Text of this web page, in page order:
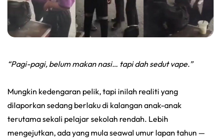
“Pagi-pagi, belum makan nasi… tapi dah sedut vape.”
Mungkin kedengaran pelik, tapi inilah realiti yang
dilaporkan sedang berlaku di kalangan anak-anak
terutama sekali pelajar sekolah rendah. Lebih
mengejutkan, ada yang mula seawal umur lapan tahun —